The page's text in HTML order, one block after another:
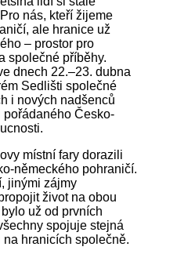
nás, kteří žijeme
ale hranice už
– prostor pro
společné příběhy.
dnech 22.–23. dubna
Sedlišti společné
i nových nadšenců
pořádaného Česko-
místní fary dorazili
německého pohraničí.
jinými zájmy
život na obou
už od prvních
spojuje stejná
hranicích společně.